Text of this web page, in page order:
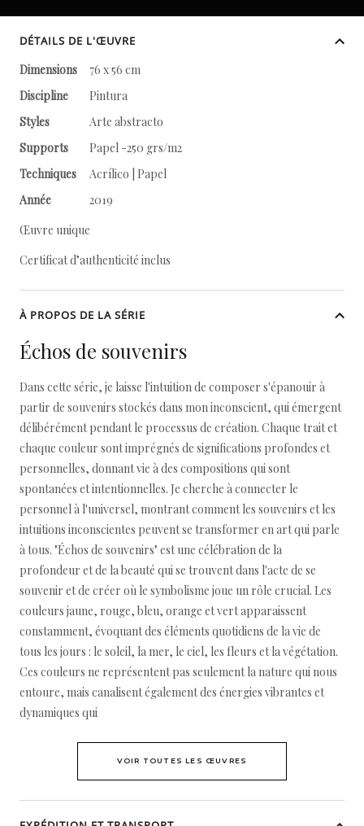
DÉTAILS DE L'ŒUVRE
Dimensions
76 x 56 cm
Discipline
Pintura
Styles
Arte abstracto
Supports
Papel -250 grs/m2
Techniques
Acrílico | Papel
Année
2019
Œuvre unique
Certificat d’authenticité inclus
À PROPOS DE LA SÉRIE
Échos de souvenirs
Dans cette série, je laisse l'intuition de composer s'épanouir à
partir de souvenirs stockés dans mon inconscient, qui émergent
délibérément pendant le processus de création. Chaque trait et
chaque couleur sont imprégnés de significations profondes et
personnelles, donnant vie à des compositions qui sont
spontanées et intentionnelles. Je cherche à connecter le
personnel à l'universel, montrant comment les souvenirs et les
intuitions inconscientes peuvent se transformer en art qui parle
à tous. "Échos de souvenirs" est une célébration de la
profondeur et de la beauté qui se trouvent dans l'acte de se
souvenir et de créer où le symbolisme joue un rôle crucial. Les
couleurs jaune, rouge, bleu, orange et vert apparaissent
constamment, évoquant des éléments quotidiens de la vie de
tous les jours : le soleil, la mer, le ciel, les fleurs et la végétation.
Ces couleurs ne représentent pas seulement la nature qui nous
entoure, mais canalisent également des énergies vibrantes et
dynamiques qui
VOIR TOUTES LES ŒUVRES